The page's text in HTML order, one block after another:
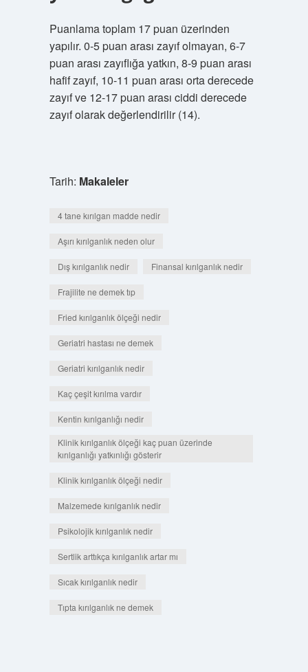
Puanlama toplam 17 puan üzerinden
yapılır. 0-5 puan arası zayıf olmayan, 6-7
puan arası zayıflığa yatkın, 8-9 puan arası
hafif zayıf, 10-11 puan arası orta derecede
zayıf ve 12-17 puan arası ciddi derecede
zayıf olarak değerlendirilir (14).
Tarih: Makaleler
4 tane kırılgan madde nedir
Aşırı kırılganlık neden olur
Dış kırılganlık nedir Finansal kırılganlık nedir
Frajilite ne demek tıp
Fried kırılganlık ölçeği nedir
Geriatri hastası ne demek
Geriatri kırılganlık nedir
Kaç çeşit kırılma vardır
Kentin kırılganlığı nedir
Klinik kırılganlık ölçeği kaç puan üzerinde
kırılganlığı yatkınlığı gösterir
Klinik kırılganlık ölçeği nedir
Malzemede kırılganlık nedir
Psikolojik kırılganlık nedir
Sertlik arttıkça kırılganlık artar mı
Sıcak kırılganlık nedir
Tıpta kırılganlık ne demek